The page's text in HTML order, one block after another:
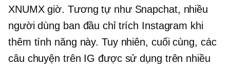
XNUMX giờ. Tương tự như Snapchat, nhiều
người dùng ban đầu chỉ trích Instagram khi
thêm tính năng này. Tuy nhiên, cuối cùng, các
câu chuyện trên IG được sử dụng trên nhiều